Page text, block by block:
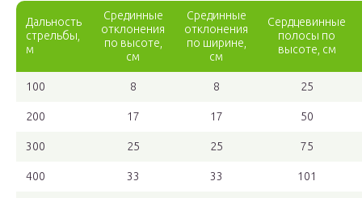
Дальность
стрельбы,
м
Срединные
отклонения
по высоте,
см
Срединные
отклонения
по ширине,
см
Сердцевинные
полосы по
высоте, см
100 8 8 25
200 17 17 50
300 25 25 75
400 33 33 101